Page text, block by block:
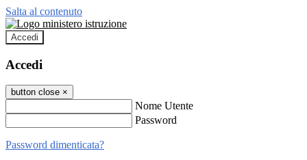
Salta al contenuto
Accedi
Accedi
button close ×
Nome Utente
Password
Password dimenticata?